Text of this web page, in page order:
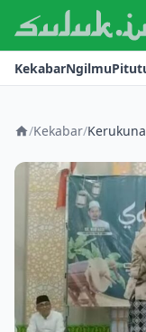
Kerjasama
Kontak
KekabarNgilmu
/Kekabar/